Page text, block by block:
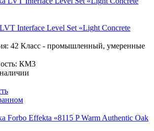
Interface Level Set «Light Concrete
42 Класс - промышленный, умеренные
КМ3